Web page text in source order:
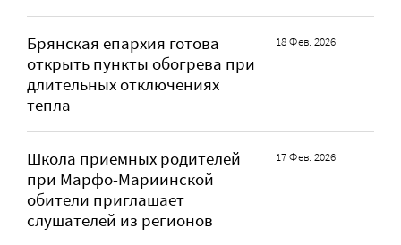
Брянская епархия готова
открыть пункты обогрева при
длительных отключениях
тепла
18 Фев. 2026
Школа приемных родителей
при Марфо-Мариинской
обители приглашает
слушателей из регионов
17 Фев. 2026